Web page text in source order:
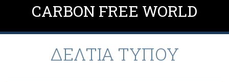
CARBON FREE WORLD
ΔΕΛΤΙΑ ΤΥΠΟΥ